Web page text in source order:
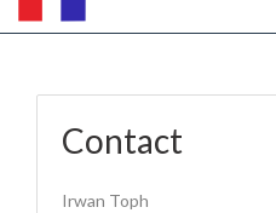
Contact
Irwan Toph